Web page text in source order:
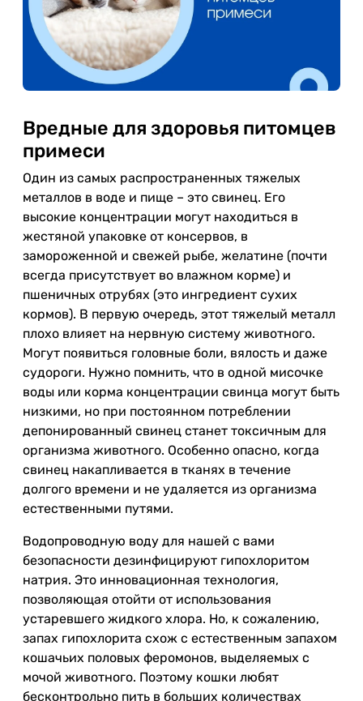
Вредные для здоровья питомцев
примеси
Один из самых распространенных тяжелых
металлов в воде и пище – это свинец. Его
высокие концентрации могут находиться в
жестяной упаковке от консервов, в
замороженной и свежей рыбе, желатине (почти
всегда присутствует во влажном корме) и
пшеничных отрубях (это ингредиент сухих
кормов). В первую очередь, этот тяжелый металл
плохо влияет на нервную систему животного.
Могут появиться головные боли, вялость и даже
судороги. Нужно помнить, что в одной мисочке
воды или корма концентрации свинца могут быть
низкими, но при постоянном потреблении
депонированный свинец станет токсичным для
организма животного. Особенно опасно, когда
свинец накапливается в тканях в течение
долгого времени и не удаляется из организма
естественными путями.
Водопроводную воду для нашей с вами
безопасности дезинфицируют гипохлоритом
натрия. Это инновационная технология,
позволяющая отойти от использования
устаревшего жидкого хлора. Но, к сожалению,
запах гипохлорита схож с естественным запахом
кошачьих половых феромонов, выделяемых с
мочой животного. Поэтому кошки любят
бесконтрольно пить в больших количествах